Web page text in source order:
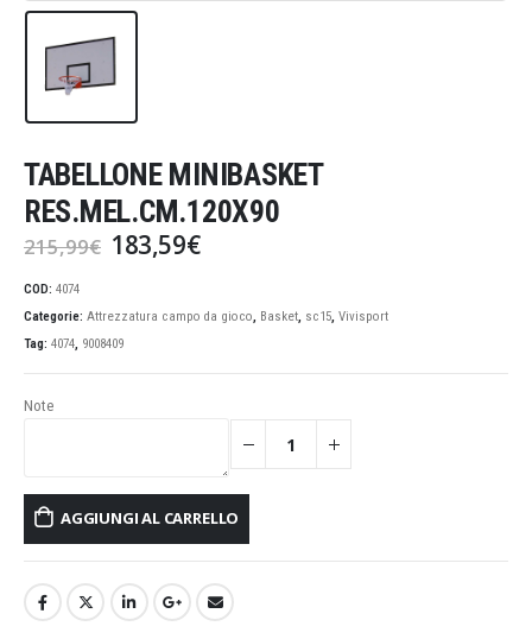
TABELLONE MINIBASKET
RES.MEL.CM.120X90
215,99€ Il
prezzo
era:
215,99€.
183,59€Il
è:
COD: 4074
Categorie: Attrezzatura campo da gioco, Basket, sc15, Vivisport
Tag: 4074, 9008409
Note
AGGIUNGI AL CARRELLO